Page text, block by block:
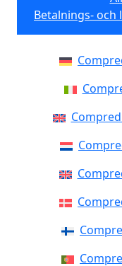
Betalnings-